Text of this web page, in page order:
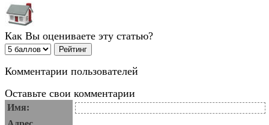
Как Вы оцениваете эту статью?
Комментарии пользователей
Оставьте свои комментарии
Имя: